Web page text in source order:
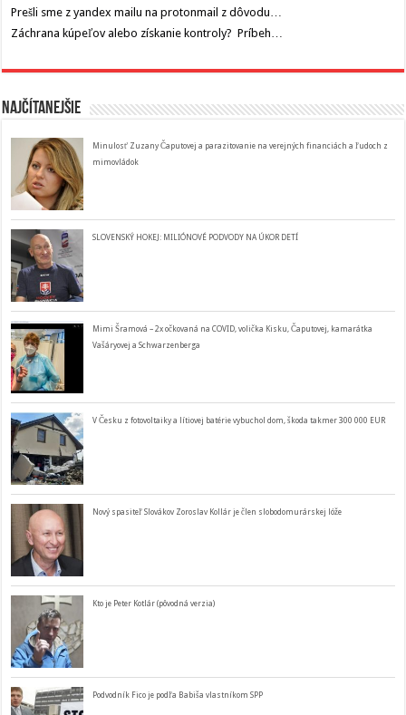
Prešli sme z yandex mailu na protonmail z dôvodu…
Záchrana kúpeľov alebo získanie kontroly? Príbeh…
Najčítanejšie
Minulosť Zuzany Čaputovej a parazitovanie na verejných financiách a ľudoch z
mimovládok
SLOVENSKÝ HOKEJ: MILIÓNOVÉ PODVODY NA ÚKOR DETÍ
Mimi Šramová – 2x očkovaná na COVID, volička Kisku, Čaputovej, kamarátka
Vašáryovej a Schwarzenberga
V Česku z fotovoltaiky a lítiovej batérie vybuchol dom, škoda takmer 300 000 EUR
Nový spasiteľ Slovákov Zoroslav Kollár je člen slobodomurárskej lóže
Kto je Peter Kotlár (pôvodná verzia)
Podvodník Fico je podľa Babiša vlastníkom SPP